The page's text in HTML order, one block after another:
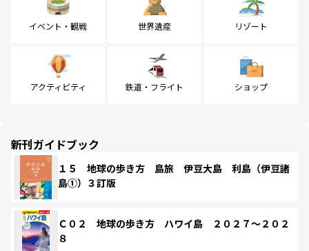
イベント・観戦 世界遺産 リゾート
アクティビティ 鉄道・フライト ショップ
新刊ガイドブック
１５ 地球の歩き方 島旅 伊豆大島 利島（伊豆諸
島①）３訂版
Ｃ０２ 地球の歩き方 ハワイ島 ２０２７～２０２
８